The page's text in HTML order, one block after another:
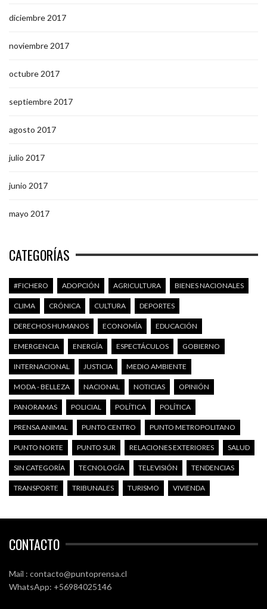
diciembre 2017
noviembre 2017
octubre 2017
septiembre 2017
agosto 2017
julio 2017
junio 2017
mayo 2017
CATEGORÍAS
#FICHERO ADOPCIÓN AGRICULTURA BIENES NACIONALES
CLIMA CRÓNICA CULTURA DEPORTES
DERECHOS HUMANOS ECONOMÍA EDUCACIÓN
EMERGENCIA ENERGÍA ESPECTÁCULOS GOBIERNO
INTERNACIONAL JUSTICIA MEDIO AMBIENTE
MODA - BELLEZA NACIONAL NOTICIAS OPINIÓN
PANORAMAS POLICIAL POLÍTICA POLÍTICA
PRENSA ANIMAL PUNTO CENTRO PUNTO METROPOLITANO
PUNTO NORTE PUNTO SUR RELACIONES EXTERIORES SALUD
SIN CATEGORÍA TECNOLOGÍA TELEVISIÓN TENDENCIAS
TRANSPORTE TRIBUNALES TURISMO VIVIENDA
CONTACTO
Mail : contacto@puntoprensa.cl
WhatsApp: +56984025146